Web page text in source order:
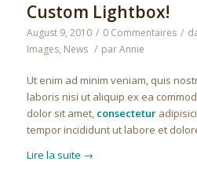
Custom Lightbox!
August 9, 2010 / 0 Commentaires /
Images, News / parAnnie
Ut enim ad minim veniam, quis
laboris nisi ut aliquip ex ea
dolor sit amet, consectetur
tempor incididunt ut labore et
Lire la suite →